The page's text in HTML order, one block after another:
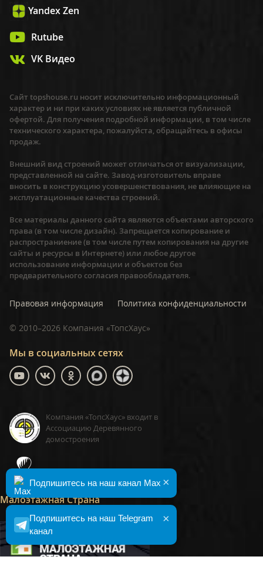
Yandex Zen
Rutube
VK Видео
Мы в социальных сетях
Компания «ТопсХаус» входит в
Ассоциацию Деревянного
домостроения
Малоэтажная Страна
Сайт topshouse.ru носит исключительно информационный
характер и ни при каких условиях не является публичной
офертой. Для получения подробной информации, в том числе
технического характера, пожалуйста, обращайтесь в офисы
продаж.
Внешний вид строений может отличаться от визуализации,
представленной на сайте. Завод-изготовитель вправе
вносить в конструкцию усовершенствования, не влияющие на
эксплуатационные качества строений.
Все материалы данного сайта являются объектами авторского
права (в том числе дизайн). Запрещается копирование и
распространиение (в том числе путем копирования на другие
сайты и ресурсы в Интернете) или любое другое
использование информации и объектов без
предварительного согласия правообладателя.
Правовая информация Политика конфиденциальности
© 2010–2026 Компания «ТопсХаус»
×
Подпишитесь на наш Telegram
канал
×
Подпишитесь на наш канал Max